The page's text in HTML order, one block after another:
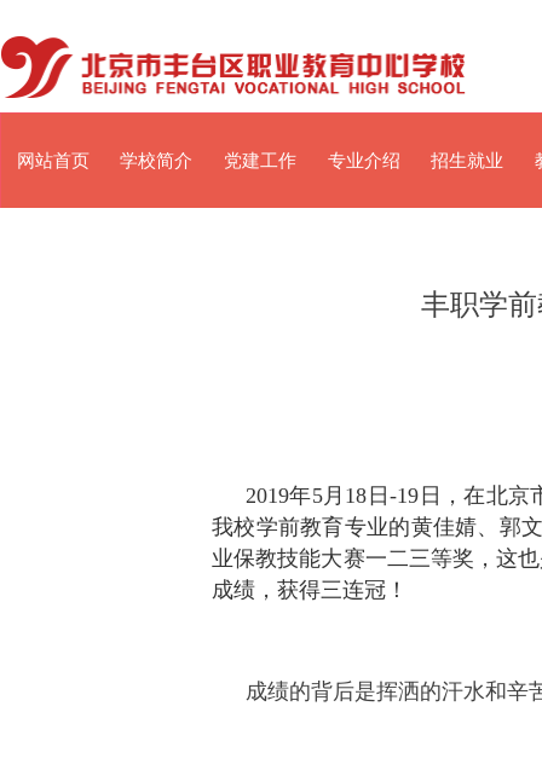
网站首页 学校简介 党建工作 专业介绍 招生就业
丰职学
2019年5月18日-19日，在北
我校学前教育专业的黄佳婧、郭
业保教技能大赛一二三等奖，这
成绩，获得三连冠！
成绩的背后是挥洒的汗水和辛